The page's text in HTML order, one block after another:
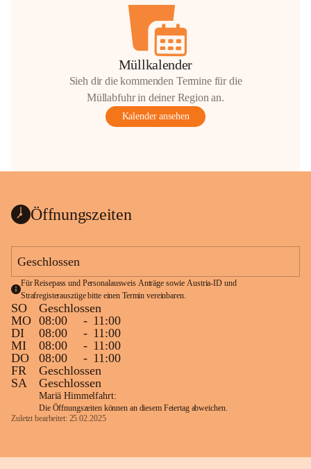
Müllkalender
Sieh dir die kommenden Termine für die
Müllabfuhr in deiner Region an.
Kalender ansehen
Öffnungszeiten
Geschlossen
Für Reisepass und Personalausweis Anträge sowie Austria-ID und
Strafregisterauszüge bitte einen Termin vereinbaren.
SO
Geschlossen
MO 08:00 - 11:00
DI
08:00 - 11:00
MI
08:00 - 11:00
DO
08:00 - 11:00
FR
Geschlossen
SA
Geschlossen
Mariä Himmelfahrt:
Die Öffnungszeiten können an diesem Feiertag abweichen.
Zuletzt bearbeitet: 25.02.2025